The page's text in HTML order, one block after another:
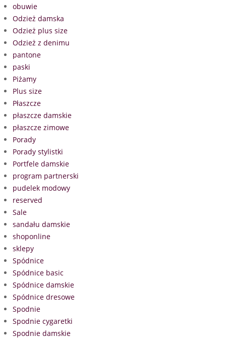
obuwie
Odzież damska
Odzież plus size
Odzież z denimu
pantone
paski
Piżamy
Plus size
Płaszcze
płaszcze damskie
płaszcze zimowe
Porady
Porady stylistki
Portfele damskie
program partnerski
pudelek modowy
reserved
Sale
sandału damskie
shoponline
sklepy
Spódnice
Spódnice basic
Spódnice damskie
Spódnice dresowe
Spodnie
Spodnie cygaretki
Spodnie damskie